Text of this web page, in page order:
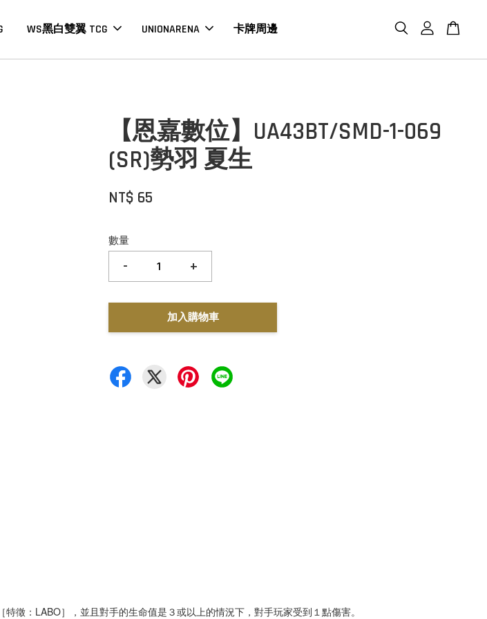
WS黑白雙翼 TCG UNIONARENA 卡牌周邊
【恩嘉數位】UA43BT/SMD-1-069
(SR)勢羽 夏生
NT$ 65
數量
- +
加入購物車
徵：LABO］，並且對手的生命值是３或以上的情況下，對手玩家受到１點傷害。